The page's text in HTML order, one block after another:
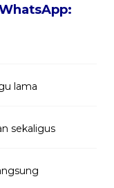
lama
sekaligus